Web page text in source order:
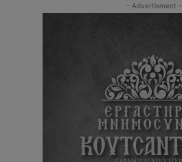
- Advertisment -